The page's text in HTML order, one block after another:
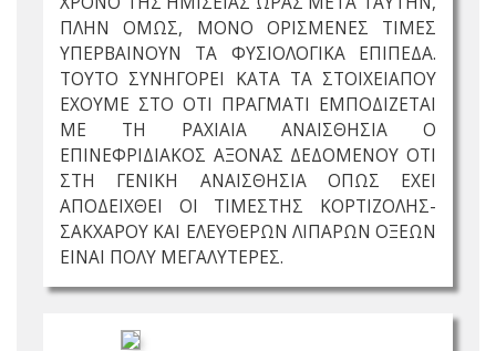
ΠΛΗΝ ΟΜΩΣ, ΜΟΝΟ ΟΡΙΣΜΕΝΕΣ ΤΙΜΕΣ
ΥΠΕΡΒΑΙΝΟΥΝ ΤΑ ΦΥΣΙΟΛΟΓΙΚΑ ΕΠΙΠΕΔΑ.
ΤΟΥΤΟ ΣΥΝΗΓΟΡΕΙ ΚΑΤΑ ΤΑ ΣΤΟΙΧΕΙΑΠΟΥ
ΕΧΟΥΜΕ ΣΤΟ ΟΤΙ ΠΡΑΓΜΑΤΙ ΕΜΠΟΔΙΖΕΤΑΙ
ΜΕ ΤΗ ΡΑΧΙΑΙΑ ΑΝΑΙΣΘΗΣΙΑ Ο
ΕΠΙΝΕΦΡΙΔΙΑΚΟΣ ΑΞΟΝΑΣ ΔΕΔΟΜΕΝΟΥ ΟΤΙ
ΣΤΗ ΓΕΝΙΚΗ ΑΝΑΙΣΘΗΣΙΑ ΟΠΩΣ ΕΧΕΙ
ΑΠΟΔΕΙΧΘΕΙ ΟΙ ΤΙΜΕΣΤΗΣ ΚΟΡΤΙΖΟΛΗΣ-
ΣΑΚΧΑΡΟΥ ΚΑΙ ΕΛΕΥΘΕΡΩΝ ΛΙΠΑΡΩΝ ΟΞΕΩΝ
ΕΙΝΑΙ ΠΟΛΥ ΜΕΓΑΛΥΤΕΡΕΣ.